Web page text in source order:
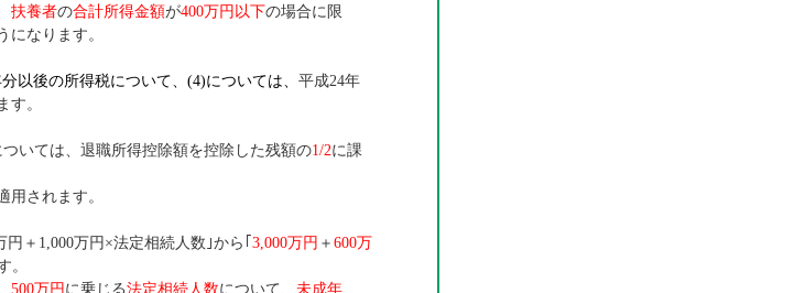
扶養者の合計所得金額が400万円以下の場合に限
になります。
以後の所得税について、(4)については、平成24年
す。
ついては、退職所得控除額を控除した残額の1/2に課
されます。
円＋1,000万円×法定相続人数｣から｢3,000万円 ＋600万
。
500万円 に乗じる法定相続人数について、未成年